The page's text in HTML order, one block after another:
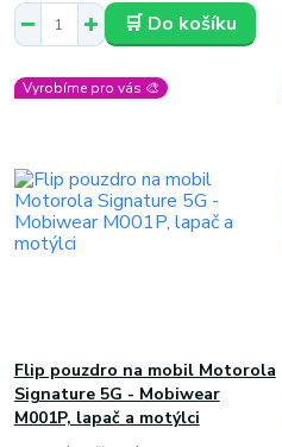
🛒 Do košíku
Vyrobíme pro vás 🎨
Flip pouzdro na mobil Motorola
Signature 5G - Mobiwear
M001P, lapač a motýlci